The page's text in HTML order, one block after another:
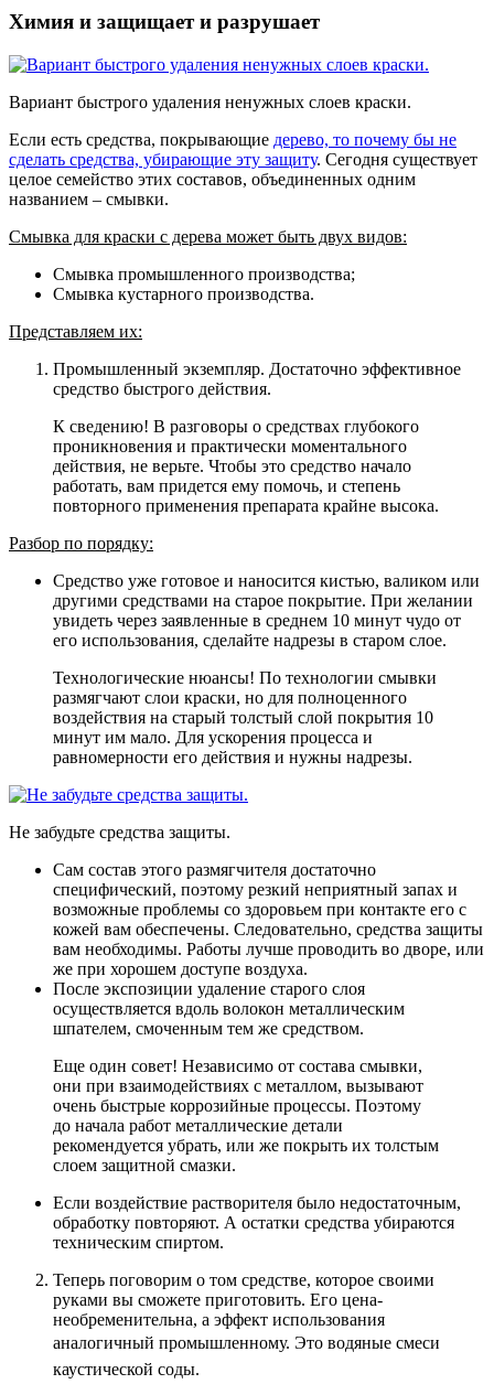
Химия и защищает и разрушает
Вариант быстрого удаления ненужных слоев краски.
Если есть средства, покрывающие дерево, то почему бы не
сделать средства, убирающие эту защиту. Сегодня существует
целое семейство этих составов, объединенных одним
названием – смывки.
Смывка для краски с дерева может быть двух видов:
Смывка промышленного производства;
Смывка кустарного производства.
Представляем их:
Промышленный экземпляр. Достаточно эффективное
средство быстрого действия.
К сведению! В разговоры о средствах глубокого
проникновения и практически моментального
действия, не верьте. Чтобы это средство начало
работать, вам придется ему помочь, и степень
повторного применения препарата крайне высока.
Разбор по порядку:
Средство уже готовое и наносится кистью, валиком или
другими средствами на старое покрытие. При желании
увидеть через заявленные в среднем 10 минут чудо от
его использования, сделайте надрезы в старом слое.
Технологические нюансы! По технологии смывки
размягчают слои краски, но для полноценного
воздействия на старый толстый слой покрытия 10
минут им мало. Для ускорения процесса и
равномерности его действия и нужны надрезы.
Не забудьте средства защиты.
Сам состав этого размягчителя достаточно
специфический, поэтому резкий неприятный запах и
возможные проблемы со здоровьем при контакте его с
кожей вам обеспечены. Следовательно, средства защиты
вам необходимы. Работы лучше проводить во дворе, или
же при хорошем доступе воздуха.
После экспозиции удаление старого слоя
осуществляется вдоль волокон металлическим
шпателем, смоченным тем же средством.
Еще один совет! Независимо от состава смывки,
они при взаимодействиях с металлом, вызывают
очень быстрые коррозийные процессы. Поэтому
до начала работ металлические детали
рекомендуется убрать, или же покрыть их толстым
слоем защитной смазки.
Если воздействие растворителя было недостаточным,
обработку повторяют. А остатки средства убираются
техническим спиртом.
Теперь поговорим о том средстве, которое своими
руками вы сможете приготовить. Его цена-
необременительна, а эффект использования
аналогичный промышленному. Это водяные смеси
каустической соды.